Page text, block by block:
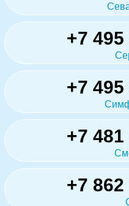
+7
+7
+7
+7